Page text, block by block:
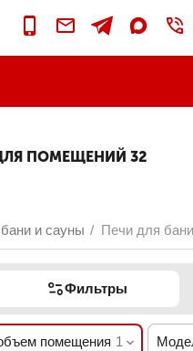
ПОМЕЩЕНИЙ 32
и сауны / Печи для
Фильтры
помещения 1